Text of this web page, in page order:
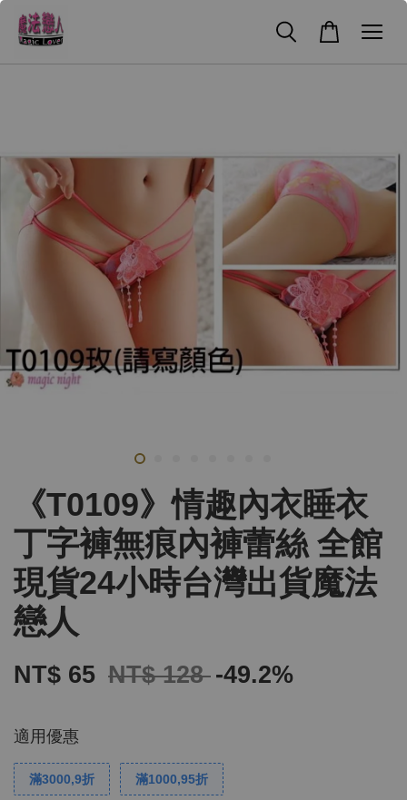
《T0109》情趣內衣睡衣
丁字褲無痕內褲蕾絲 全館
現貨24小時台灣出貨魔法
戀人
NT$ 65 NT$ 128 -49.2%
適用優惠
滿3000,9折 滿1000,95折